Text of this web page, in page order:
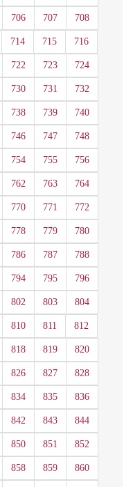
706 707 708
714 715 716
722 723 724
730 731 732
738 739 740
746 747 748
754 755 756
762 763 764
770 771 772
778 779 780
786 787 788
794 795 796
802 803 804
810 811 812
818 819 820
826 827 828
834 835 836
842 843 844
850 851 852
858 859 860